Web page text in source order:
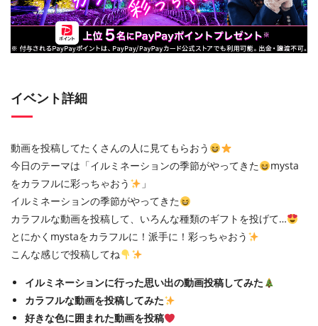
イベント詳細
動画を投稿してたくさんの人に見てもらおう
今日のテーマは「イルミネーションの季節がやってきた
mysta
をカラフルに彩っちゃおう
」
イルミネーションの季節がやってきた
カラフルな動画を投稿して、いろんな種類のギフトを投げて…
とにかくmystaをカラフルに！派手に！彩っちゃおう
こんな感じで投稿してね
イルミネーションに行った思い出の動画投稿してみた
カラフルな動画を投稿してみた
好きな色に囲まれた動画を投稿